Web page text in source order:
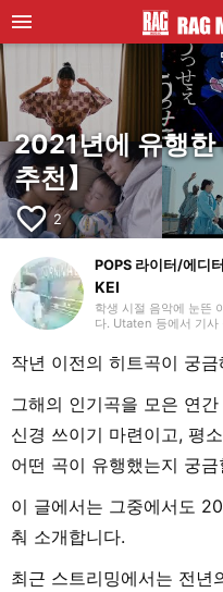
2021년에 유행한
추천】
favorite_border 2
POPS 라이터/에디터
KEI
학생 시절 음악에 눈뜬
다. Utaten 등에서 기
짐으로 장르를 가리지
년의 록과 가요를 많이
을 지켜봐 온 체감과 히
작년 이전의 히트곡이 궁
그해의 인기곡을 모은 연
신경 쓰이기 마련이고, 평
어떤 곡이 유행했는지 궁
이 글에서는 그중에서도
춰 소개합니다.
최근 스트리밍에서는 전년